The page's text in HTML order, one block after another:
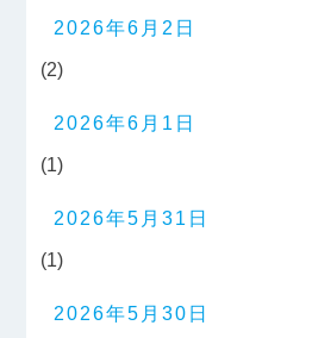
2026年6月2日
(2)
2026年6月1日
(1)
2026年5月31日
(1)
2026年5月30日